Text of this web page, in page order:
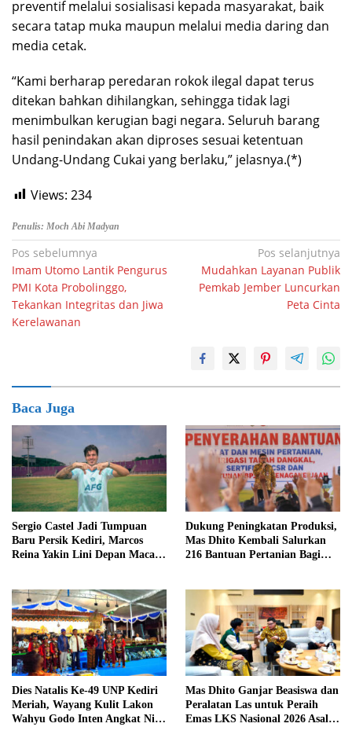
preventif melalui sosialisasi kepada masyarakat, baik
secara tatap muka maupun melalui media daring dan
media cetak.
“Kami berharap peredaran rokok ilegal dapat terus
ditekan bahkan dihilangkan, sehingga tidak lagi
menimbulkan kerugian bagi negara. Seluruh barang
hasil penindakan akan diproses sesuai ketentuan
Undang-Undang Cukai yang berlaku,” jelasnya.(*)
Views: 234
Penulis: Moch Abi Madyan
Navigasi
pos
Pos sebelumnya
Imam Utomo Lantik Pengurus
PMI Kota Probolinggo,
Tekankan Integritas dan Jiwa
Kerelawanan
Pos selanjutnya
Mudahkan Layanan Publik
Pemkab Jember Luncurkan
Peta Cinta
Baca Juga
Sergio Castel Jadi Tumpuan
Baru Persik Kediri, Marcos
Reina Yakin Lini Depan Macan
Dukung Peningkatan Produksi,
Mas Dhito Kembali Salurkan
216 Bantuan Pertanian Bagi
Dies Natalis Ke-49 UNP Kediri
Meriah, Wayang Kulit Lakon
Wahyu Godo Inten Angkat Nilai
Mas Dhito Ganjar Beasiswa dan
Peralatan Las untuk Peraih
Emas LKS Nasional 2026 Asal